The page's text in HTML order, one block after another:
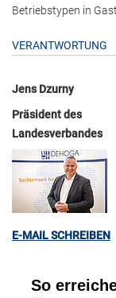
Betriebstypen in
VERANTWORTUNG
Jens Dzurny
Präsident des
Landesverbandes
E-MAIL SCHREIBEN